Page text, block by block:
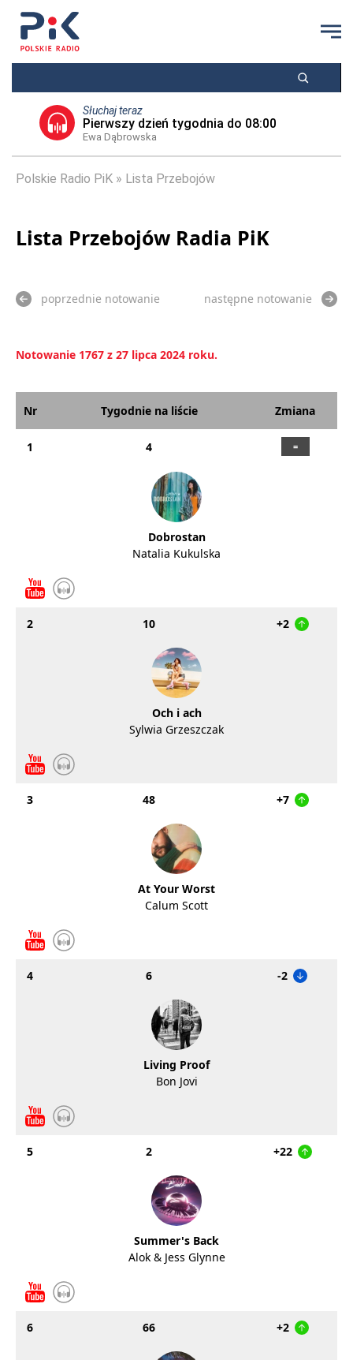
Słuchaj teraz
Pierwszy dzień tygodnia do 08:00
Ewa Dąbrowska
Polskie Radio PiK Lista Przebojów
Lista Przebojów Radia PiK
poprzednie notowanie następne notowanie
Notowanie 1767 z 27 lipca 2024 roku.
Nr Tygodnie na liście Zmiana
1 4
Dobrostan
Natalia Kukulska
2 10 +2
Och i ach
Sylwia Grzeszczak
3 48 +7
At Your Worst
Calum Scott
4 6 -2
Living Proof
Bon Jovi
5 2 +22
Summer's Back
Alok & Jess Glynne
6 66 +2